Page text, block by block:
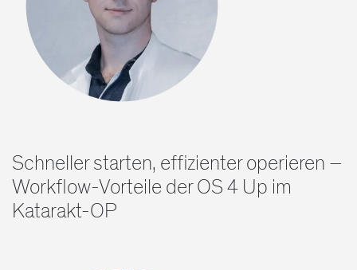
Schneller starten, effizienter operieren –
Workflow-Vorteile der OS 4 Up im
Katarakt-OP